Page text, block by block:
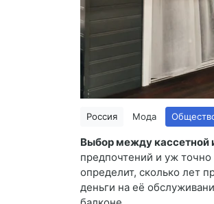
Россия Мода
Выбор между кассетной
предпочтений и уж
определит, сколько лет
деньги на её